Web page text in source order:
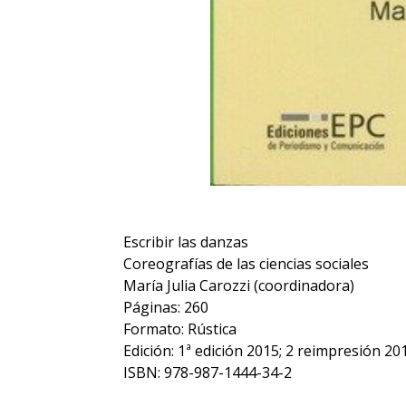
Escribir las danzas
Coreografías de las ciencias sociales
María Julia Carozzi (coordinadora)
Páginas: 260
Formato: Rústica
Edición: 1ª edición 2015; 2 reimpresión
ISBN: 978-987-1444-34-2